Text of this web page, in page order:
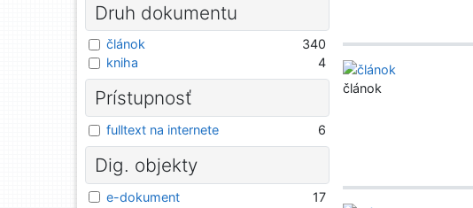
článok
Druh dokumentu
článok
340
kniha
4
Prístupnosť
fulltext na internete 6
Dig. objekty
e-dokument 17